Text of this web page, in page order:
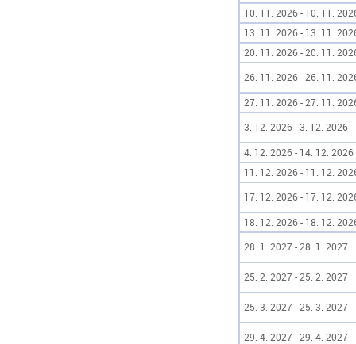
10. 11. 2026 - 10. 11.
13. 11. 2026 - 13. 11.
20. 11. 2026 - 20. 11.
26. 11. 2026 - 26. 11.
27. 11. 2026 - 27. 11.
3. 12. 2026 - 3. 12. 2026
4. 12. 2026 - 14. 12. 2026
11. 12. 2026 - 11. 12.
17. 12. 2026 - 17. 12.
18. 12. 2026 - 18. 12.
28. 1. 2027 - 28. 1. 2027
25. 2. 2027 - 25. 2. 2027
25. 3. 2027 - 25. 3. 2027
29. 4. 2027 - 29. 4. 2027